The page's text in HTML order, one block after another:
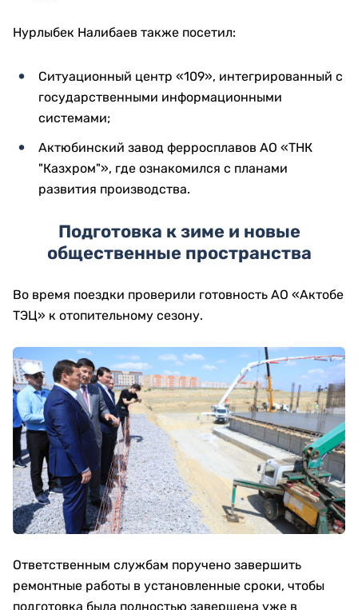
Нурлыбек Налибаев также посетил:
Ситуационный центр «109», интегрированный с
государственными информационными
системами;
Актюбинский завод ферросплавов АО «ТНК
"Казхром"», где ознакомился с планами
развития производства.
Подготовка к зиме и новые
общественные пространства
Во время поездки проверили готовность АО «Актобе
ТЭЦ» к отопительному сезону.
Ответственным службам поручено завершить
ремонтные работы в установленные сроки, чтобы
подготовка была полностью завершена уже в